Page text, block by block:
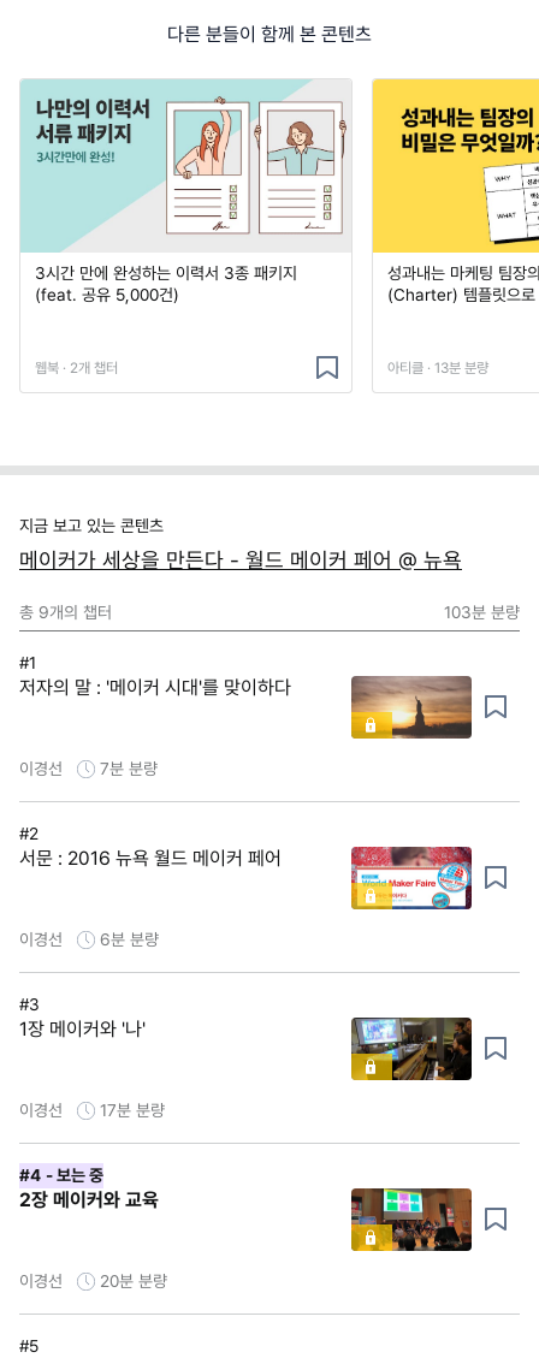
다른 분들이 함께 본 콘텐츠
3시간 만에 완성하는 이력서 3종 패키지
(feat. 공유 5,000건)
웹북 · 2개 챕터
성과내는 마케팅 팀장
(Charter) 템플릿으로
아티클 · 13분 분량
지금 보고 있는 콘텐츠
메이커가 세상을 만든다 - 월드 메이커 페어 @ 뉴욕
총 9개의 챕터 103분 분량
#1
저자의 말 : '메이커 시대'를 맞이하다
이경선 7분 분량
#2
서문 : 2016 뉴욕 월드 메이커 페어
이경선 6분 분량
#3
1장 메이커와 '나'
이경선 17분 분량
#4 - 보는 중
2장 메이커와 교육
이경선 20분 분량
#5